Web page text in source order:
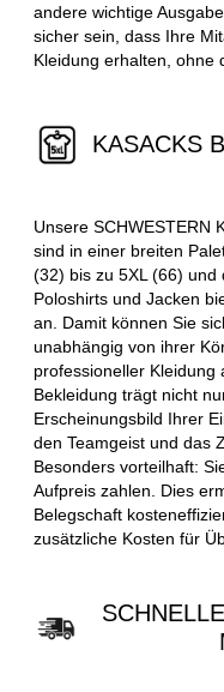
andere wichtige
sicher sein, dass Ihre
Kleidung erhalten, ohne
KASACKS
Unsere SCHWESTERN
sind in einer breiten
(32) bis zu 5XL (66) und
Poloshirts und Jacken
an. Damit können Sie
unabhängig von ihrer
professioneller Kleidung
Bekleidung trägt nicht
Erscheinungsbild Ihrer
den Teamgeist und das
Besonders vorteilhaft:
Aufpreis zahlen. Dies
Belegschaft
zusätzliche Kosten für